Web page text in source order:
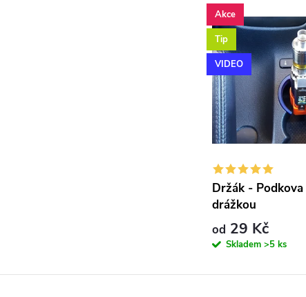
Akce
Tip
VIDEO
Držák -
drážkou
od 29 Kč
Skladem >5 ks